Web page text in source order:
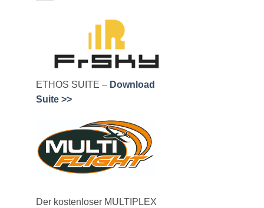
ETHOS SUITE – Download
Suite >>
Der kostenloser MULTIPLEX